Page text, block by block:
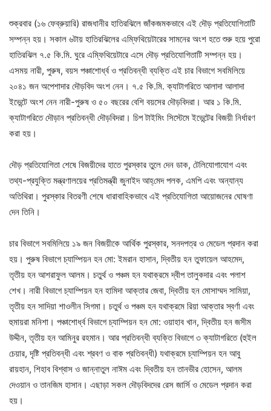
শুক্রবার (১৬ ফেব্রুয়ারি) রাজধানীর হাতিরঝিলে জাঁকজমকভাবে এই দৌড় প্রতিযোগিতাটি
সম্পন্ন হয়। সকাল ৬টায় হাতিরঝিলের এম্ফিথিয়েটারের সামনের অংশ হতে শুরু হয়ে পুরো
হাতিরঝিল ৭.৫ কি.মি. ঘুরে এম্ফিথিয়েটারে এসে দৌড় প্রতিযোগিতাটি সম্পন্ন হয়।
এসময় নারী, পুরুষ, বয়স পঞ্চাশোর্ধ্ব ও প্রতিবন্ধী ব্যক্তি এই চার বিভাগে সবমিলিয়ে
২০৪১ জন অপেশাদার দৌড়বিদ অংশ নেন। ৭.৫ কি.মি. ক্যাটাগরিতে আলাদা আলাদা
ইভেন্টে অংশ নেন নারী-পুরুষ ও ৫০ বছরের বেশি বয়সের দৌড়বিদরা। আর ১ কি.মি.
ক্যাটাগরিতে দৌড়ান প্রতিবন্ধী দৌড়বিদরা। চিপ টাইমিং সিস্টেমে ইভেন্টের বিজয়ী নির্ধারণ
করা হয়।
দৌড় প্রতিযোগিতা শেষে বিজয়ীদের হাতে পুরস্কার তুলে দেন ডাক, টেলিযোগাযোগ এবং
তথ্য-প্রযুক্তি মন্ত্রণালয়ের প্রতিমন্ত্রী জুনাইদ আহ্‌মেদ পলক, এমপি এবং অন্যান্য
অতিথিরা। পুরস্কার বিতরণী শেষে ধারাবাহিকভাবে এই প্রতিযোগিতা আয়োজনের ঘোষণা
দেন তিনি।
চার বিভাগে সবমিলিয়ে ১৯ জন বিজয়ীকে আর্থিক পুরস্কার, সনদপত্র ও মেডেল প্রদান করা
হয়। পুরুষ বিভাগে চ্যাম্পিয়ন হন মো: ইমরান হাসান, দ্বিতীয় হন তুফায়েল আহমেদ,
তৃতীয় হন আশরাফুল আলম। চতুর্থ ও পঞ্চম হন যথাক্রমে দ্বীপ তালুকদার এবং পলাশ
শেখ। নারী বিভাগে চ্যাম্পিয়ন হন হামিদা আক্তার জেবা, দ্বিতীয় হন মোসাম্মদ সামিয়া,
তৃতীয় হন সাদিয়া শাওলীন সিগমা। চতুর্থ ও পঞ্চম হন যথাক্রমে রিয়া আক্তার স্বর্ণা এবং
হুমায়রা মনিশা। পঞ্চাশোর্ধ্ব বিভাগে চ্যাম্পিয়ন হন মো: ওয়াহাব খান, দ্বিতীয় হন জসীম
উদ্দীন, তৃতীয় হন আমিনুর রহমান। আর প্রতিবন্ধী ব্যক্তি বিভাগে ৩ ক্যাটাগরিতে (হুইল
চেয়ার, দৃষ্টি প্রতিবন্ধী এবং শ্রবণ ও বাক প্রতিবন্ধী) যথাক্রমে চ্যাম্পিয়ন হন আবু
রায়হান, শিহাব বিশ্বাস ও জান্নাতুল নাঈম এবং দ্বিতীয় হন তানভীর হোসেন, আলম
দেওয়ান ও তানজিম হাসান। এছাড়া সকল দৌড়বিদদের রেস জার্সি ও মেডেল প্রদান করা
হয়।